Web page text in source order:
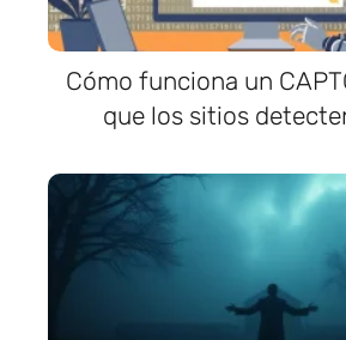
Cómo funciona un
que los sitios